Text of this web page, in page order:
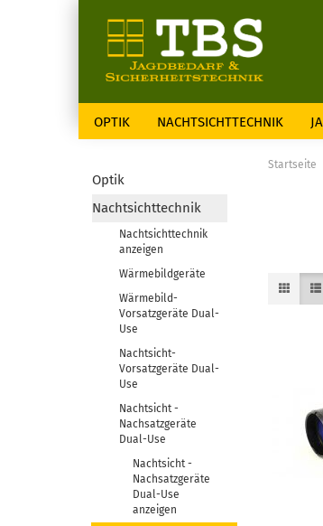
OPTIK NACHTSICHTTECHNIK
Startseite
Optik
Nachtsichttechnik
Nachtsichttechnik
anzeigen
Wärmebildgeräte
Wärmebild-
Vorsatzgeräte Dual-
Use
Nachtsicht-
Vorsatzgeräte Dual-
Use
Nachtsicht -
Nachsatzgeräte
Dual-Use
Nachtsicht -
Nachsatzgeräte
Dual-Use
anzeigen